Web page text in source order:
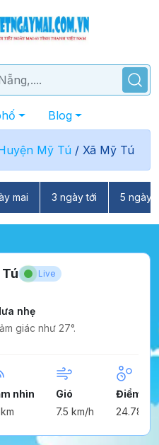
Blog
Mỹ Tú / Xã Mỹ Tú
mai 3 ngày tới 5 ngày
Live
nhẹ
giác như 27°.
nhìn
Gió
7.5 km/h
Điểm
24.78°